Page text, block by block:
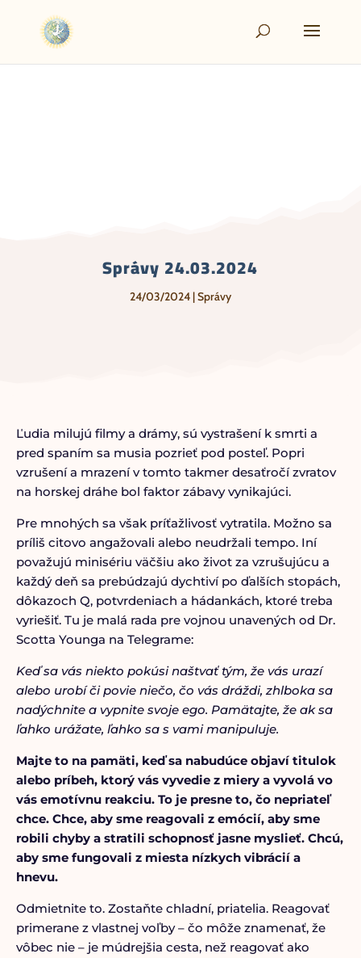
Správy 24.03.2024
24/03/2024|Správy
Ľudia milujú filmy a drámy, sú vystrašení k smrti a
pred spaním sa musia pozrieť pod posteľ. Popri
vzrušení a mrazení v tomto takmer desaťročí zvratov
na horskej dráhe bol faktor zábavy vynikajúci.
Pre mnohých sa však príťažlivosť vytratila. Možno sa
príliš citovo angažovali alebo neudržali tempo. Iní
považujú minisériu väčšiu ako život za vzrušujúcu a
každý deň sa prebúdzajú dychtiví po ďalších stopách,
dôkazoch Q, potvrdeniach a hádankách, ktoré treba
vyriešiť. Tu je malá rada pre vojnou unavených od Dr.
Scotta Younga na Telegrame:
Keď sa vás niekto pokúsi naštvať tým, že vás urazí
alebo urobí či povie niečo, čo vás dráždi, zhlboka sa
nadýchnite a vypnite svoje ego. Pamätajte, že ak sa
ľahko urážate, ľahko sa s vami manipuluje.
Majte to na pamäti, keď sa nabudúce objaví titulok
alebo príbeh, ktorý vás vyvedie z miery a vyvolá vo
vás emotívnu reakciu. To je presne to, čo nepriateľ
chce. Chce, aby sme reagovali z emócií, aby sme
robili chyby a stratili schopnosť jasne myslieť. Chcú,
aby sme fungovali z miesta nízkych vibrácií a
hnevu.
Odmietnite to. Zostaňte chladní, priatelia. Reagovať
primerane z vlastnej voľby – čo môže znamenať, že
vôbec nie – je múdrejšia cesta, než reagovať ako